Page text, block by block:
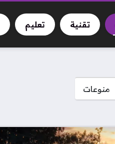
تقنية تعليم
منوعات